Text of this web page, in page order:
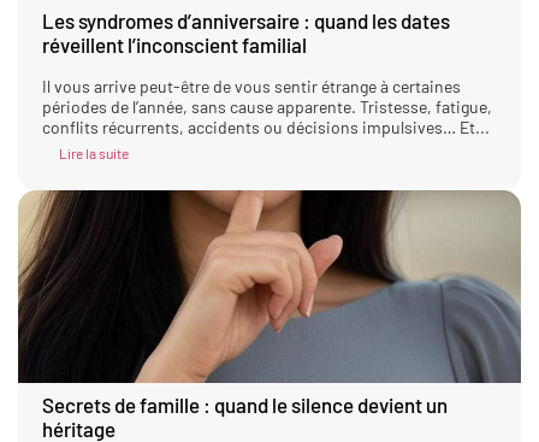
Les syndromes d’anniversaire : quand les dates
réveillent l’inconscient familial
Il vous arrive peut-être de vous sentir étrange à certaines
périodes de l’année, sans cause apparente. Tristesse, fatigue,
conflits récurrents, accidents ou décisions impulsives… Et...
Lire la suite
Secrets de famille : quand le silence devient un
héritage